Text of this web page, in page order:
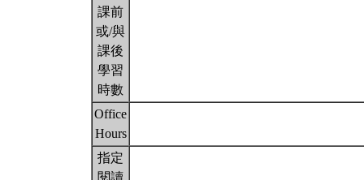
課前
或/與
課後
學習
時數
Office
Hours
指定
閱讀